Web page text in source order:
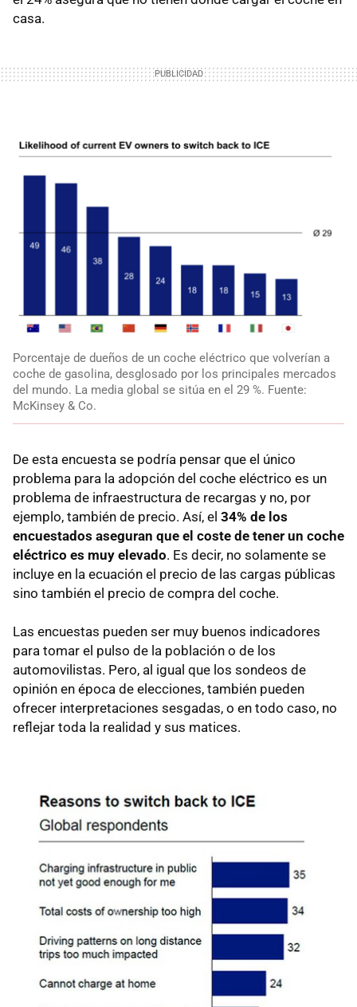
casa.
Porcentaje de dueños de un coche eléctrico que volverían a
coche de gasolina, desglosado por los principales mercados
del mundo. La media global se sitúa en el 29 %. Fuente:
McKinsey & Co.
De esta encuesta se podría pensar que el único
problema para la adopción del coche eléctrico es un
problema de infraestructura de recargas y no, por
ejemplo, también de precio. Así, el 34% de los
encuestados aseguran que el coste de tener un coche
eléctrico es muy elevado. Es decir, no solamente se
incluye en la ecuación el precio de las cargas públicas
sino también el precio de compra del coche.
Las encuestas pueden ser muy buenos indicadores
para tomar el pulso de la población o de los
automovilistas. Pero, al igual que los sondeos de
opinión en época de elecciones, también pueden
ofrecer interpretaciones sesgadas, o en todo caso, no
reflejar toda la realidad y sus matices.